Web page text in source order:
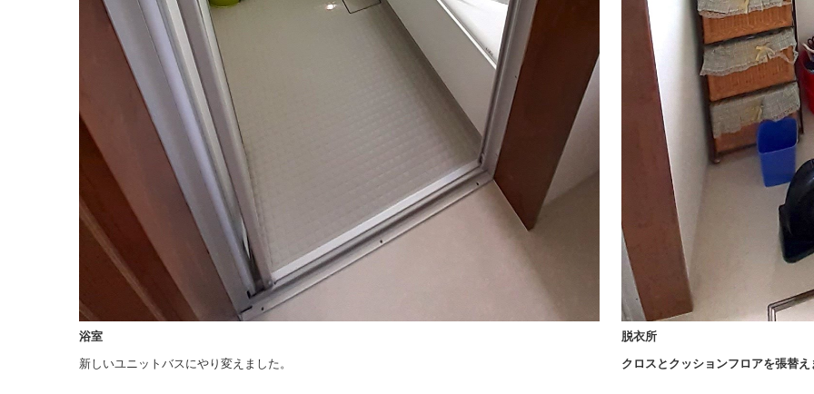
浴室
新しいユニットバスにやり変えました。
脱衣所
クロスとクッションフロアを張替え